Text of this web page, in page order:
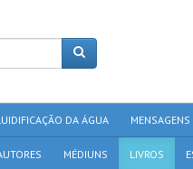
DA ÁGUA
MÉDIUNS LIVROS